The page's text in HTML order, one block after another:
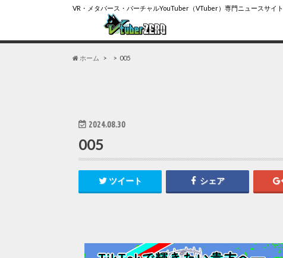
VR・メタバース・バーチャルYouTuber（VTuber）専門ニュースサイト
ホーム 005
2024.08.30
005
ツイート シェア